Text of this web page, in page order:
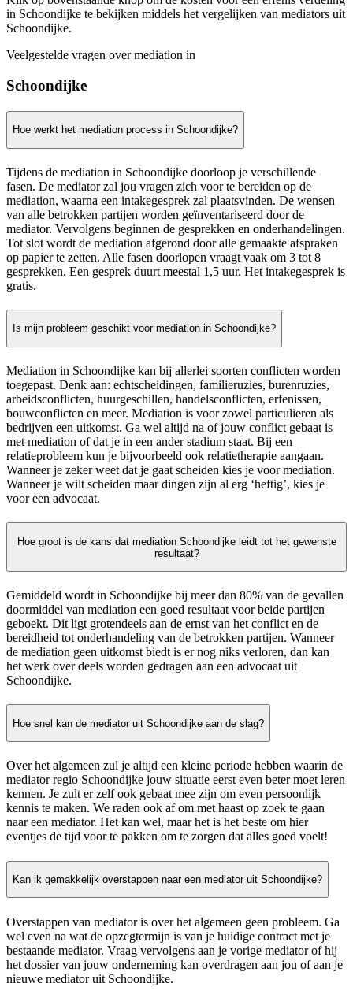
in Schoondijke te bekijken middels het vergelijken van mediators uit
Schoondijke.
Veelgestelde vragen over mediation in
Schoondijke
Hoe werkt het mediation process in Schoondijke?
Tijdens de mediation in Schoondijke doorloop je verschillende
fasen. De mediator zal jou vragen zich voor te bereiden op de
mediation, waarna een intakegesprek zal plaatsvinden. De wensen
van alle betrokken partijen worden geïnventariseerd door de
mediator. Vervolgens beginnen de gesprekken en onderhandelingen.
Tot slot wordt de mediation afgerond door alle gemaakte afspraken
op papier te zetten. Alle fasen doorlopen vraagt vaak om 3 tot 8
gesprekken. Een gesprek duurt meestal 1,5 uur. Het intakegesprek is
gratis.
Is mijn probleem geschikt voor mediation in Schoondijke?
Mediation in Schoondijke kan bij allerlei soorten conflicten worden
toegepast. Denk aan: echtscheidingen, familieruzies, burenruzies,
arbeidsconflicten, huurgeschillen, handelsconflicten, erfenissen,
bouwconflicten en meer. Mediation is voor zowel particulieren als
bedrijven een uitkomst. Ga wel altijd na of jouw conflict gebaat is
met mediation of dat je in een ander stadium staat. Bij een
relatieprobleem kun je bijvoorbeeld ook relatietherapie aangaan.
Wanneer je zeker weet dat je gaat scheiden kies je voor mediation.
Wanneer je wilt scheiden maar dingen zijn al erg ‘heftig’, kies je
voor een advocaat.
Hoe groot is de kans dat mediation Schoondijke leidt tot het gewenste
resultaat?
Gemiddeld wordt in Schoondijke bij meer dan 80% van de gevallen
doormiddel van mediation een goed resultaat voor beide partijen
geboekt. Dit ligt grotendeels aan de ernst van het conflict en de
bereidheid tot onderhandeling van de betrokken partijen. Wanneer
de mediation geen uitkomst biedt is er nog niks verloren, dan kan
het werk over deels worden gedragen aan een advocaat uit
Schoondijke.
Hoe snel kan de mediator uit Schoondijke aan de slag?
Over het algemeen zul je altijd een kleine periode hebben waarin de
mediator regio Schoondijke jouw situatie eerst even beter moet leren
kennen. Je zult er zelf ook gebaat mee zijn om even persoonlijk
kennis te maken. We raden ook af om met haast op zoek te gaan
naar een mediator. Het kan wel, maar het is het beste om hier
eventjes de tijd voor te pakken om te zorgen dat alles goed voelt!
Kan ik gemakkelijk overstappen naar een mediator uit Schoondijke?
Overstappen van mediator is over het algemeen geen probleem. Ga
wel even na wat de opzegtermijn is van je huidige contract met je
bestaande mediator. Vraag vervolgens aan je vorige mediator of hij
het dossier van jouw onderneming kan overdragen aan jou of aan je
nieuwe mediator uit Schoondijke.